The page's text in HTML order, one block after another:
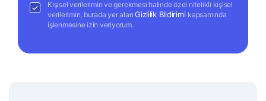
Kişisel verilerimin ve gerekmesi halinde özel nitelikli kişisel
verilerimin, burada yer alanGizlilik Bildirimi kapsamında
işlenmesine izin veriyorum.